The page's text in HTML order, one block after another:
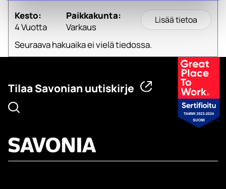
Kesto:
4 Vuotta
Paikkakunta:
Varkaus
Lisää tietoa
Seuraava hakuaika ei vielä tiedossa.
Tilaa Savonian uutiskirje